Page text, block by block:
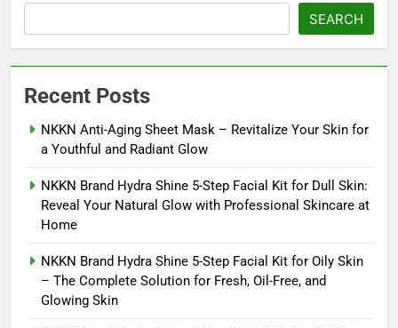
SEARCH
Recent Posts
NKKN Anti-Aging Sheet Mask – Revitalize Your Skin for
a Youthful and Radiant Glow
NKKN Brand Hydra Shine 5-Step Facial Kit for Dull Skin:
Reveal Your Natural Glow with Professional Skincare at
Home
NKKN Brand Hydra Shine 5-Step Facial Kit for Oily Skin
– The Complete Solution for Fresh, Oil-Free, and
Glowing Skin